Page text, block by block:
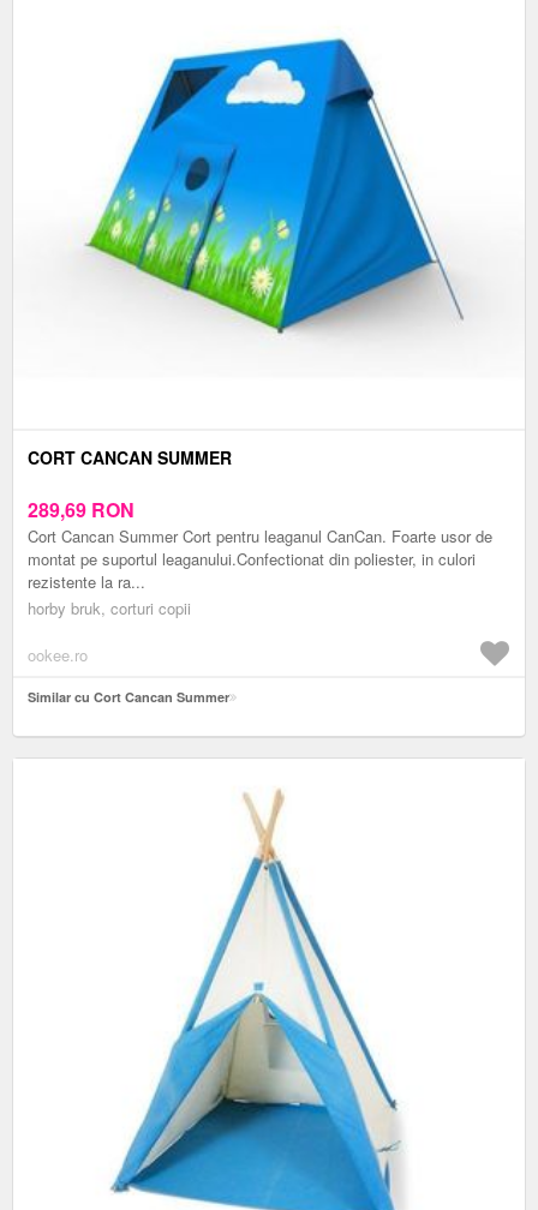
CORT CANCAN SUMMER
289,69 RON
Cort Cancan Summer Cort pentru leaganul CanCan. Foarte usor de
montat pe suportul leaganului.Confectionat din poliester, in culori
rezistente la ra...
horby bruk, corturi copii
ookee.ro
Similar cu Cort Cancan Summer